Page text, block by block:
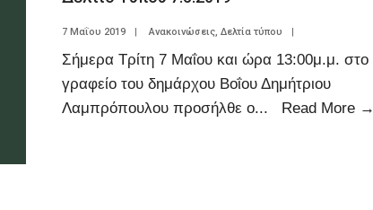
7 Μαΐου 2019 | Ανακοινώσεις, Δελτία τύπου |
Σήμερα Τρίτη 7 Μαΐου και ώρα 13:00μ.μ. στο
γραφείο του δημάρχου Βοΐου Δημήτριου
Λαμπρόπουλου προσήλθε ο... Read More →